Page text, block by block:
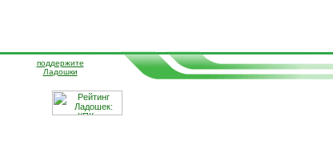
поддержите
Ладошки